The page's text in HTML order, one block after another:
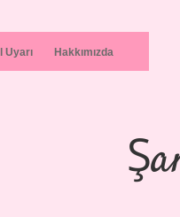
Uyarı Hakkımızda